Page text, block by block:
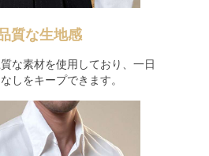
質な生地感
な素材を使用しており、一日
しをキープできます。